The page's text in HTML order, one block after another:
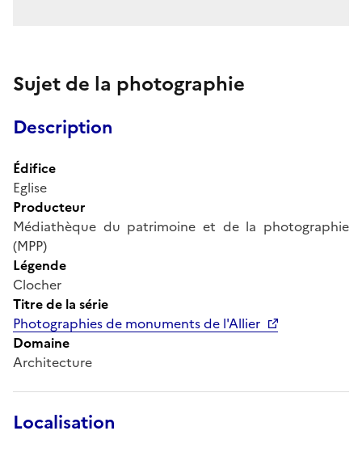
Sujet de la photographie
Description
Édifice
Eglise
Producteur
Médiathèque du patrimoine et de la photographie
(MPP)
Légende
Clocher
Titre de la série
Photographies de monuments de l'Allier
Domaine
Architecture
Localisation